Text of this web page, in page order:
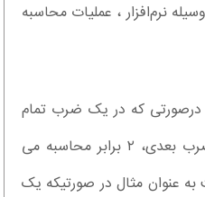
نرم‌افزار ، عملیات محاسبه
درصورتی که در یک ضرب تمام
پین ها ریخته شود امتیاز ۲ ضرب بعدی، ۲ برابر محاسبه می
عنوان مثال در صورتیکه یک